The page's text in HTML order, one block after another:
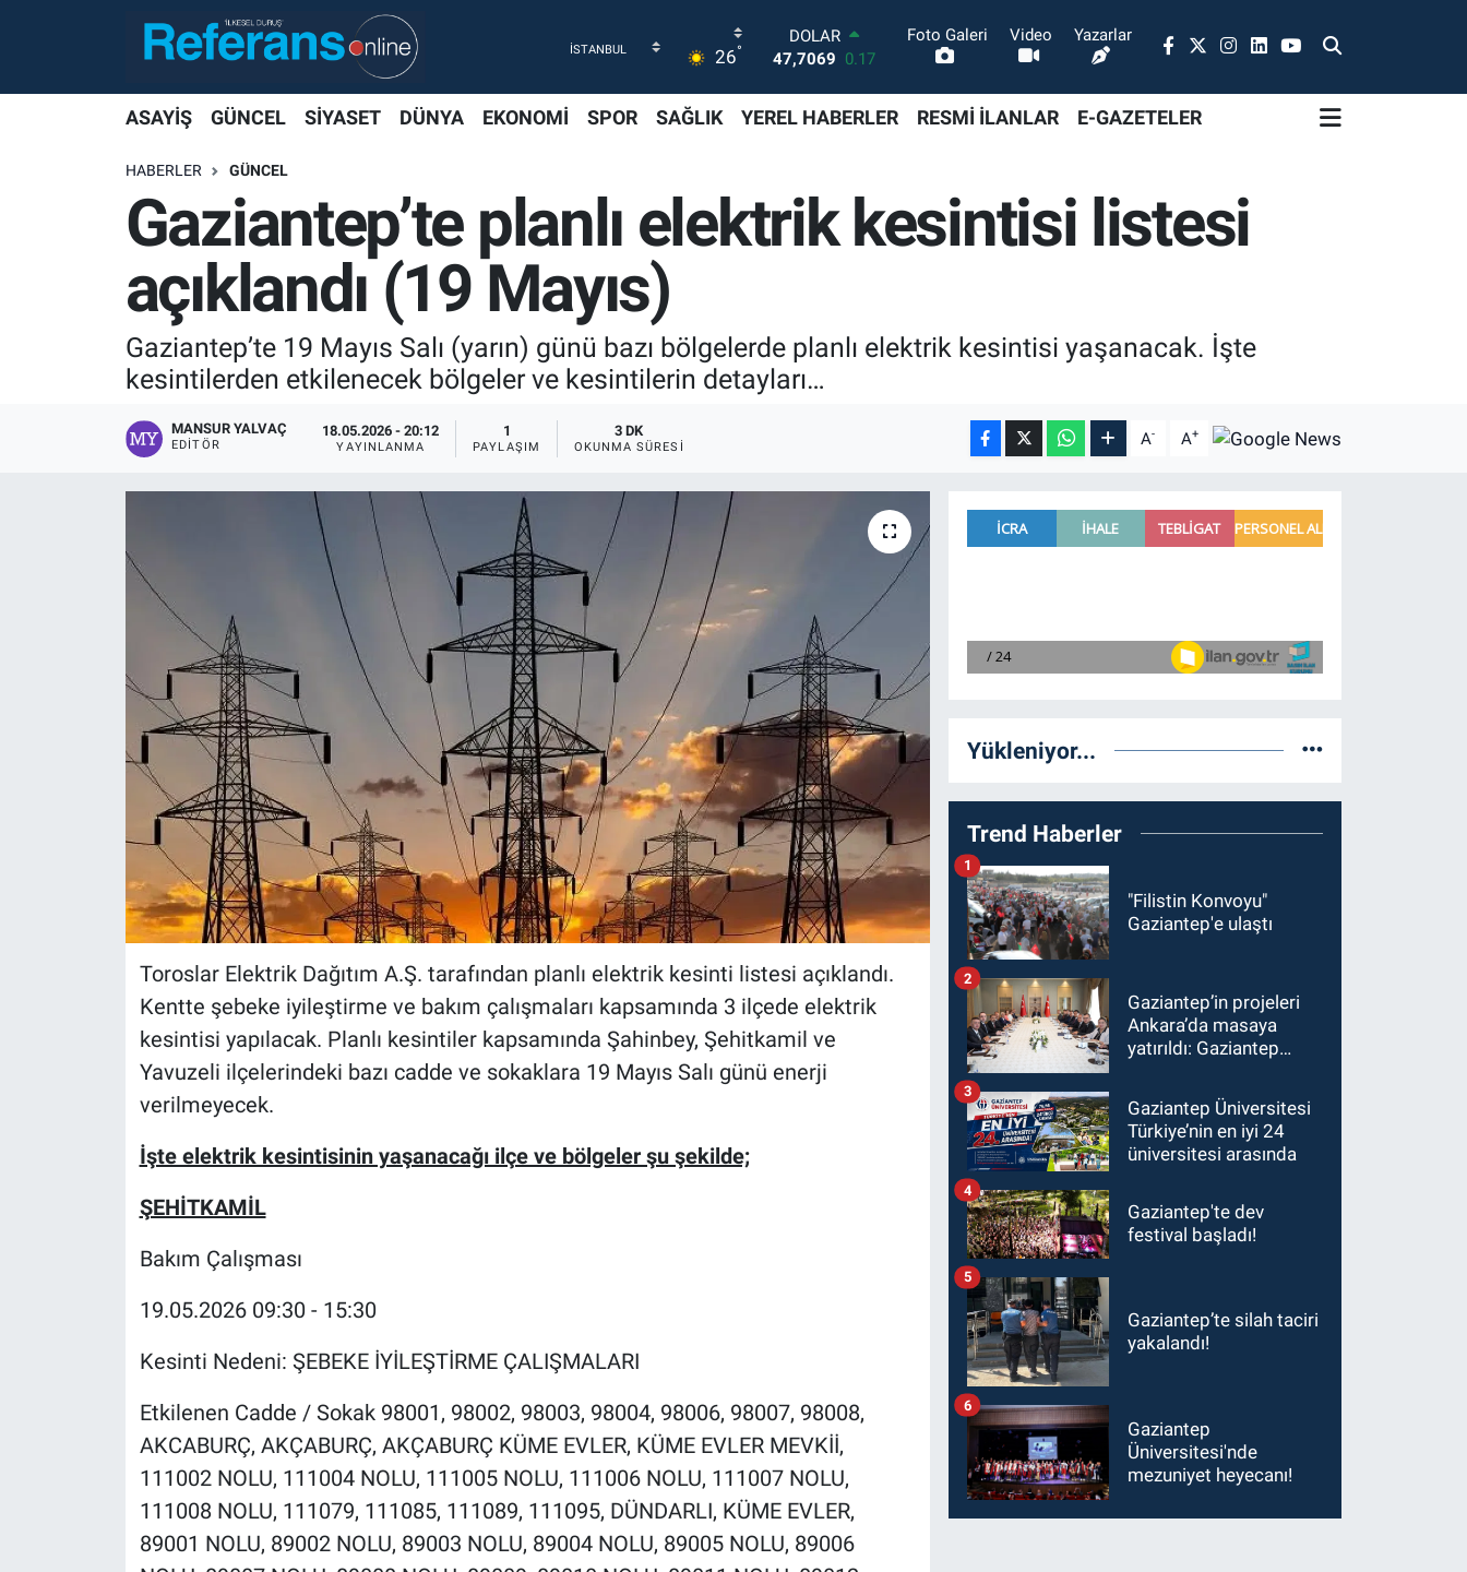
26°
DOLAR
47,7069 0.17
STERLİN
6574.81
1.44
BİST100
13.887
64
Foto Galeri Video Yazarlar
ASAYİŞ GÜNCEL SİYASET DÜNYA EKONOMİ SPOR SAĞLIK YEREL HABERLER RESMİ İLANLAR E-GAZETELER
HABERLER GÜNCEL
Gaziantep’te planlı elektrik kesintisi listesi
açıklandı (19 Mayıs)
Gaziantep’te 19 Mayıs Salı (yarın) günü bazı bölgelerde planlı elektrik kesintisi yaşanacak. İşte
kesintilerden etkilenecek bölgeler ve kesintilerin detayları…
MANSUR YALVAÇ
EDITÖR
18.05.2026 - 20:12
YAYINLANMA
1
PAYLAŞIM
3 DK
OKUNMA SÜRESI A- A+
Toroslar Elektrik Dağıtım A.Ş. tarafından planlı elektrik kesinti listesi açıklandı.
Kentte şebeke iyileştirme ve bakım çalışmaları kapsamında 3 ilçede elektrik
kesintisi yapılacak. Planlı kesintiler kapsamında Şahinbey, Şehitkamil ve
Yavuzeli ilçelerindeki bazı cadde ve sokaklara 19 Mayıs Salı günü enerji
verilmeyecek.
İşte elektrik kesintisinin yaşanacağı ilçe ve bölgeler şu şekilde;
ŞEHİTKAMİL
Bakım Çalışması
19.05.2026 09:30 - 15:30
Kesinti Nedeni: ŞEBEKE İYİLEŞTİRME ÇALIŞMALARI
Etkilenen Cadde / Sokak 98001, 98002, 98003, 98004, 98006, 98007, 98008,
AKCABURÇ, AKÇABURÇ, AKÇABURÇ KÜME EVLER, KÜME EVLER MEVKİİ,
111002 NOLU, 111004 NOLU, 111005 NOLU, 111006 NOLU, 111007 NOLU,
111008 NOLU, 111079, 111085, 111089, 111095, DÜNDARLI, KÜME EVLER,
89001 NOLU, 89002 NOLU, 89003 NOLU, 89004 NOLU, 89005 NOLU, 89006
Yükleniyor...
Trend Haberler
"Filistin Konvoyu"
Gaziantep'e ulaştı
1
Gaziantep’in projeleri
Ankara’da masaya
yatırıldı: Gaziantep
Şimşek’e ziyaret!
2
Gaziantep Üniversitesi
Türkiye’nin en iyi 24
üniversitesi arasında
3
Gaziantep'te dev
festival başladı!
4
Gaziantep’te silah taciri
yakalandı!
5
Gaziantep
Üniversitesi'nde
mezuniyet heyecanı!
6